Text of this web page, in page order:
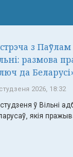
з
размова
да
2026, 18:32
ў Вільні
якія